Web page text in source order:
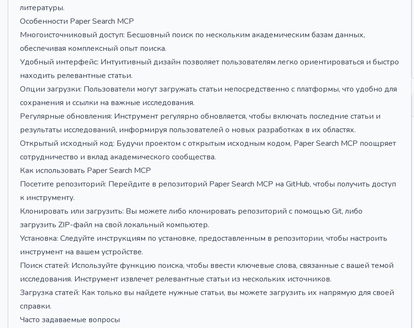
литературы.
Особенности Paper Search MCP
Многоисточниковый доступ: Бесшовный поиск по нескольким академическим базам данных,
обеспечивая комплексный опыт поиска.
Удобный интерфейс: Интуитивный дизайн позволяет пользователям легко ориентироваться и быстро
находить релевантные статьи.
Опции загрузки: Пользователи могут загружать статьи непосредственно с платформы, что удобно для
сохранения и ссылки на важные исследования.
Регулярные обновления: Инструмент регулярно обновляется, чтобы включать последние статьи и
результаты исследований, информируя пользователей о новых разработках в их областях.
Открытый исходный код: Будучи проектом с открытым исходным кодом, Paper Search MCP поощряет
сотрудничество и вклад академического сообщества.
Как использовать Paper Search MCP
Посетите репозиторий: Перейдите в репозиторий Paper Search MCP на GitHub, чтобы получить доступ
к инструменту.
Клонировать или загрузить: Вы можете либо клонировать репозиторий с помощью Git, либо
загрузить ZIP-файл на свой локальный компьютер.
Установка: Следуйте инструкциям по установке, предоставленным в репозитории, чтобы настроить
инструмент на вашем устройстве.
Поиск статей: Используйте функцию поиска, чтобы ввести ключевые слова, связанные с вашей темой
исследования. Инструмент извлечет релевантные статьи из нескольких источников.
Загрузка статей: Как только вы найдете нужные статьи, вы можете загрузить их напрямую для своей
справки.
Часто задаваемые вопросы